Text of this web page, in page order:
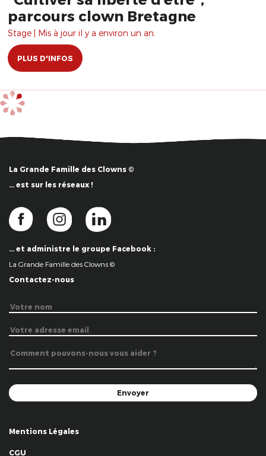
parcours clown Bretagne
Stage | Mis à jour il y a environ un an.
PLUS D'INFOS
La Grande Famille des Clowns ©
… est sur les réseaux !
… et administre le groupe Facebook :
La Grande Famille des Clowns ©
Contactez-nous
Mentions Légales
CGU